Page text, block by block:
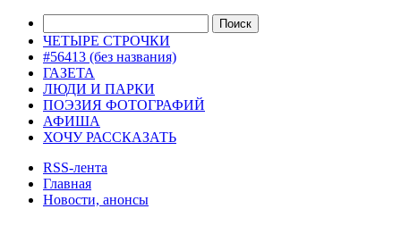
ЧЕТЫРЕ СТРОЧКИ
#56413 (без названия)
ГАЗЕТА
ЛЮДИ И ПАРКИ
ПОЭЗИЯ ФОТОГРАФИЙ
АФИША
ХОЧУ РАССКАЗАТЬ
RSS-лента
Главная
Новости, анонсы